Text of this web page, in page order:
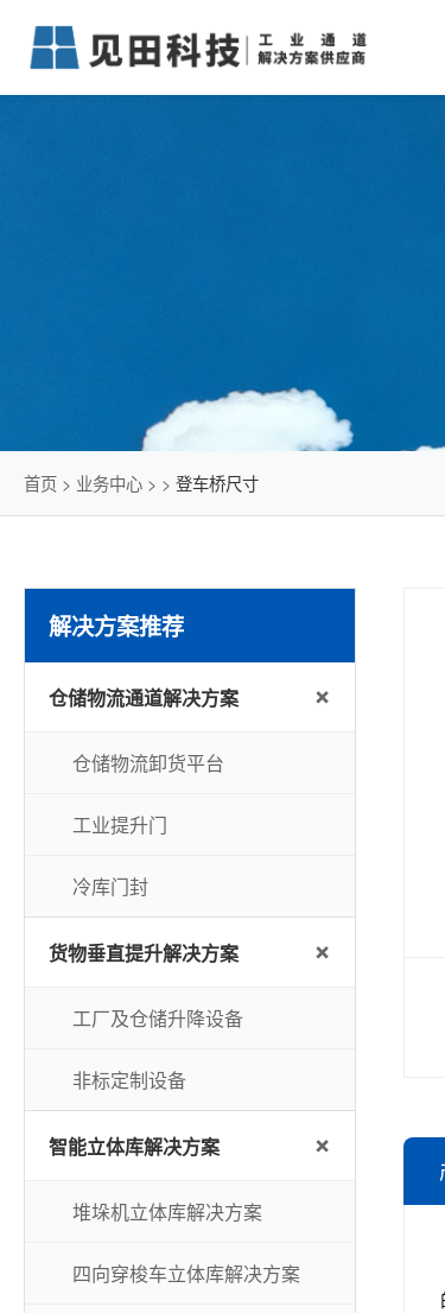
首页 > 业务中心 > > 登车桥尺寸
解决方案推荐
仓储物流通道解决方案 +
仓储物流卸货平台
工业提升门
冷库门封
货物垂直提升解决方案 +
工厂及仓储升降设备
非标定制设备
智能立体库解决方案 +
堆垛机立体库解决方案
四向穿梭车立体库解决方案